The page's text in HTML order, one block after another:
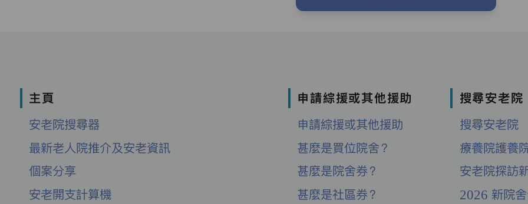
主頁
安老院搜尋器
最新老人院推介及安老資訊
個案分享
安老開支計算機
申請綜援或其他援助
申請綜援或其他援助
甚麼是買位院舍？
甚麼是院舍券？
甚麼是社區券？
搜尋安老院
搜尋安老院
療養院護養
安老院探訪
2026 新院